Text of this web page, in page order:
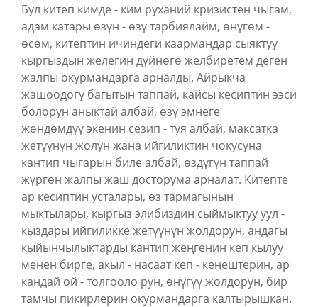
Бул китеп кимде - ким руханий кризистен чыгам,
адам катары өзүн - өзү тарбиялайм, өнүгөм -
өсөм, китептин ичиндеги каармандар сыяктуу
кыргыздын желегин дүйнөгө желбиретем деген
жалпы окурмандарга арналды. Айрыкча
жашоодогу багытын таппай, кайсы кесиптин ээси
болорун аныктай албай, өзү эмнеге
жөндөмдүү экенин сезип - туя албай, максатка
жетүүнүн жолун жана ийгиликтин чокусуна
кантип чыгарын биле албай, өздүгүн таппай
жүргөн жалпы жаш досторума арналат. Китепте
ар кесиптин усталары, өз тармагынын
мыктылары, кыргыз элибиздин сыймыктуу уул -
кыздары ийгиликке жетүүнүн жолдорун, андагы
кыйынчылыктарды кантип жеңгенин кеп кылуу
менен бирге, акыл - насаат кеп - кеңештерин, ар
кандай ой - толгооло рун, өнүгүү жолдорун, бир
тамчы пикирлерин окурмандарга калтырышкан.